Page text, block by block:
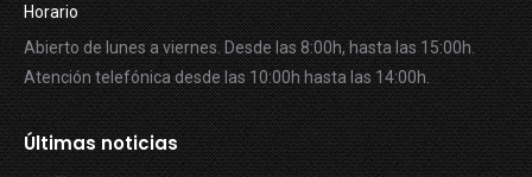
Horario
Abierto de lunes a viernes. Desde las 8:00h, hasta las 15:00h.
Atención telefónica desde las 10:00h hasta las 14:00h.
Últimas noticias